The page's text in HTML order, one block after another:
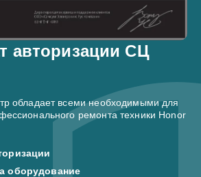
авторизации СЦ
обладает всеми необходимыми для
ремонта техники Honor
оборудование